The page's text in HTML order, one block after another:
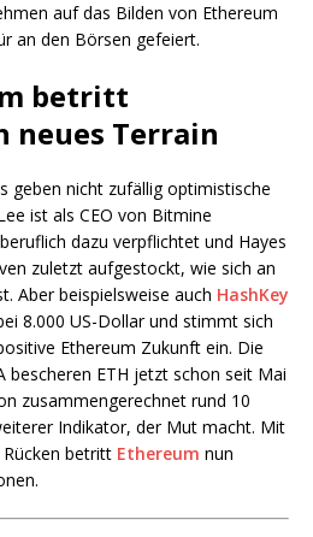
auf das Bilden von Ethereum
an den Börsen gefeiert.
betritt
neues Terrain
geben nicht zufällig optimistische
ist als CEO von Bitmine
dazu verpflichtet und Hayes
zuletzt aufgestockt, wie sich an
Aber beispielsweise auch HashKey
8.000 US-Dollar und stimmt sich
Ethereum Zukunft ein. Die
bescheren ETH jetzt schon seit Mai
zusammengerechnet rund 10
Indikator, der Mut macht. Mit
betritt Ethereum nun